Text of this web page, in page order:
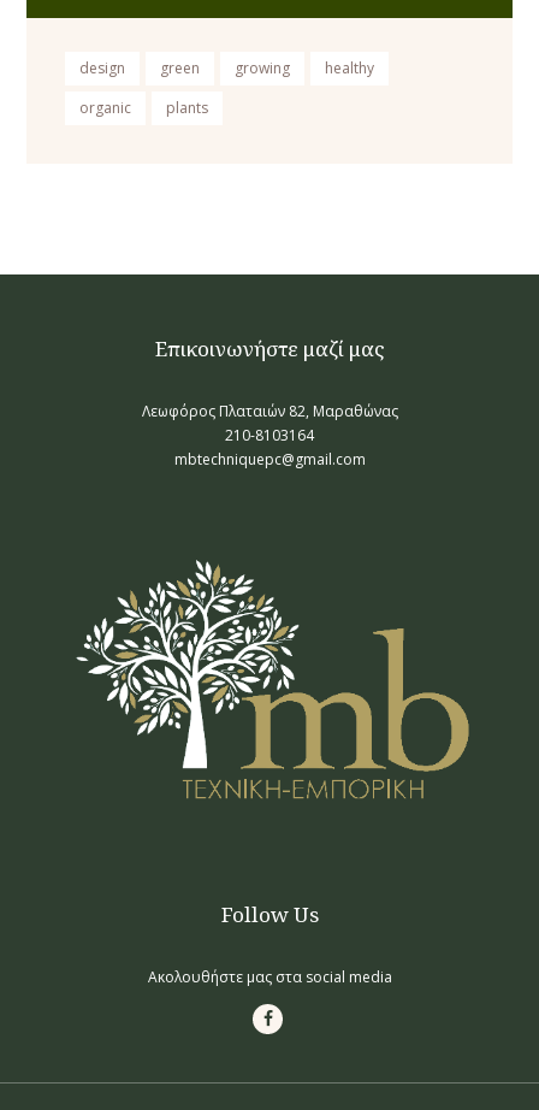
design green growing
healthy
organic
plants
Επικοινωνήστε μαζί μας
Λεωφόρος Πλαταιών 82, Μαραθώνας
210-8103164
mbtechniquepc@gmail.com
Follow Us
Ακολουθήστε μας στα social media